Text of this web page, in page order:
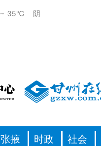
~ 35℃ 阴
张掖 时政 社会